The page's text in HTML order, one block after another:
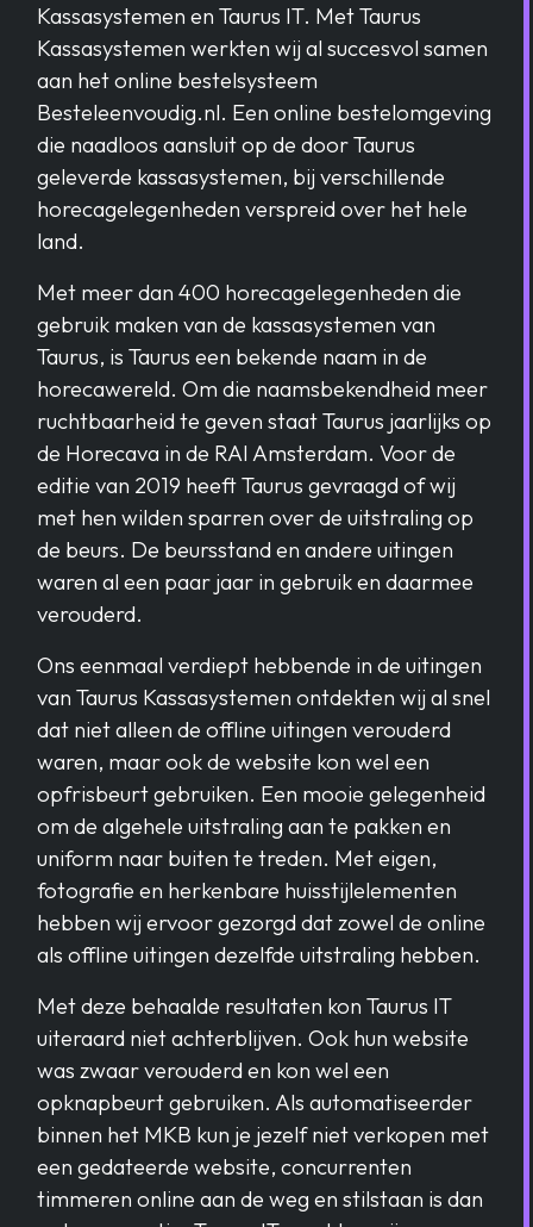
Kassasystemen en Taurus IT. Met Taurus
Kassasystemen werkten wij al succesvol samen
aan het online bestelsysteem
Besteleenvoudig.nl. Een online bestelomgeving
die naadloos aansluit op de door Taurus
geleverde kassasystemen, bij verschillende
horecagelegenheden verspreid over het hele
land.
Met meer dan 400 horecagelegenheden die
gebruik maken van de kassasystemen van
Taurus, is Taurus een bekende naam in de
horecawereld. Om die naamsbekendheid meer
ruchtbaarheid te geven staat Taurus jaarlijks op
de Horecava in de RAI Amsterdam. Voor de
editie van 2019 heeft Taurus gevraagd of wij
met hen wilden sparren over de uitstraling op
de beurs. De beursstand en andere uitingen
waren al een paar jaar in gebruik en daarmee
verouderd.
Ons eenmaal verdiept hebbende in de uitingen
van Taurus Kassasystemen ontdekten wij al snel
dat niet alleen de offline uitingen verouderd
waren, maar ook de website kon wel een
opfrisbeurt gebruiken. Een mooie gelegenheid
om de algehele uitstraling aan te pakken en
uniform naar buiten te treden. Met eigen,
fotografie en herkenbare huisstijlelementen
hebben wij ervoor gezorgd dat zowel de online
als offline uitingen dezelfde uitstraling hebben.
Met deze behaalde resultaten kon Taurus IT
uiteraard niet achterblijven. Ook hun website
was zwaar verouderd en kon wel een
opknapbeurt gebruiken. Als automatiseerder
binnen het MKB kun je jezelf niet verkopen met
een gedateerde website, concurrenten
timmeren online aan de weg en stilstaan is dan